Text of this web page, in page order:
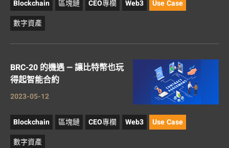
Blockchain 區塊鏈 CEO專欄 Web3
Use Case
數字資產
BRC-20 的機遇 — 讓比特幣也玩
得起智能合約
2023-05-12
Blockchain 區塊鏈 CEO專欄 Web3
Use Case
數字資產